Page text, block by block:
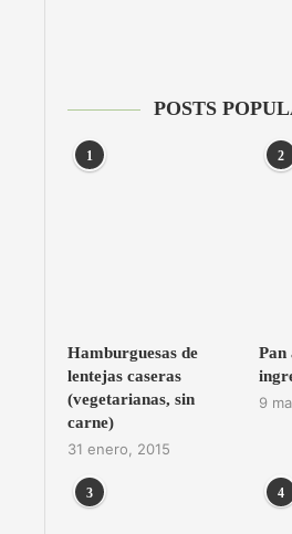
POSTS
1
Hamburguesas de
lentejas caseras
(vegetarianas, sin
carne)
31 enero, 2015
2
Pan
9
3 4